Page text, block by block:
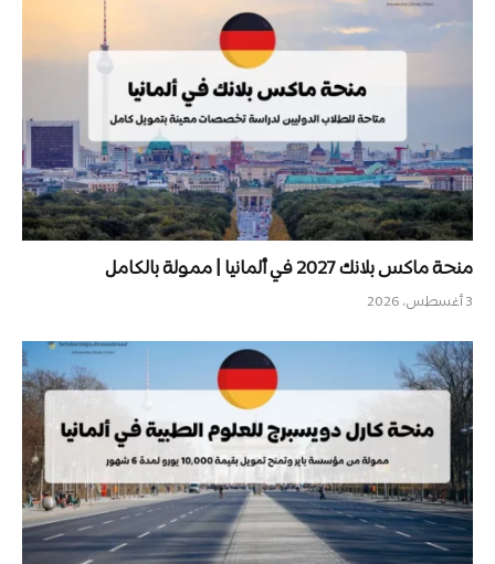
منحة ماكس بلانك 2027 في ألمانيا | ممولة بالكامل
3 أغسطس، 2026